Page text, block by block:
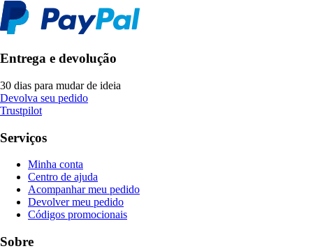
Entrega e devolução
30 dias para mudar de ideia
Devolva seu pedido
Trustpilot
Serviços
Minha conta
Centro de ajuda
Acompanhar meu pedido
Devolver meu pedido
Códigos promocionais
Sobre